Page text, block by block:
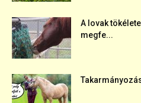
A lovak
megfe...